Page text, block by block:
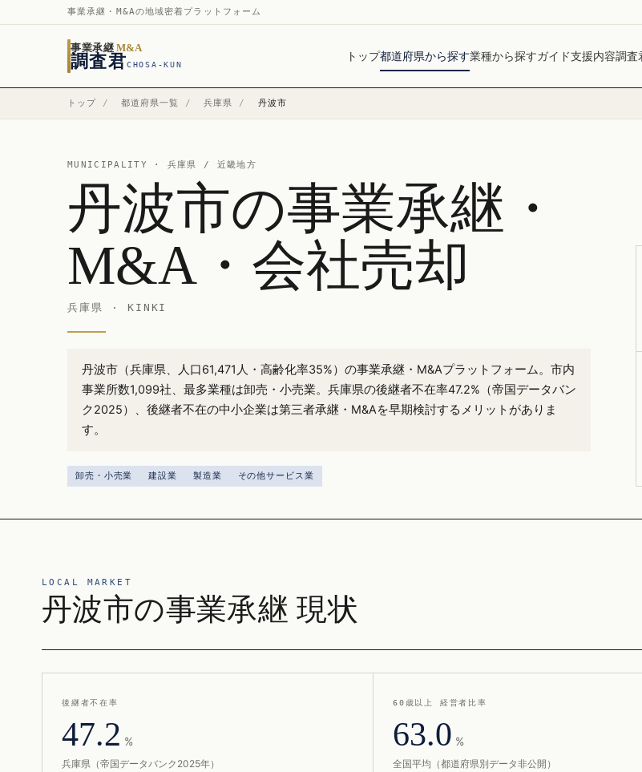
事業承継・M&Aの地域密着プラットフォーム
事業承継 M&A
調査君CHOSA-KUN
トップ都道府県から探す業種から探すガイド支援内容調査
トップ / 都道府県一覧 / 兵庫県 / 丹波市
MUNICIPALITY · 兵庫県 / 近畿地方
丹波市の事業承継・
M&A・会社売却
兵庫県 · KINKI
丹波市（兵庫県、人口61,471人・高齢化率35%）の事業承継・M&Aプラットフォーム。市内
事業所数1,099社、最多業種は卸売・小売業。兵庫県の後継者不在率47.2%（帝国データバン
ク2025）、後継者不在の中小企業は第三者承継・M&Aを早期検討するメリットがありま
す。
卸売・小売業 建設業 製造業 その他サービス業
LOCAL MARKET
丹波市の事業承継 現状
後継者不在率
47.2 %
兵庫県（帝国データバンク2025年）
60歳以上 経営者比率
63.0 %
全国平均（都道府県別データ非公開）